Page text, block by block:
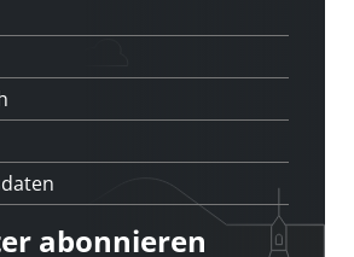
abonnieren